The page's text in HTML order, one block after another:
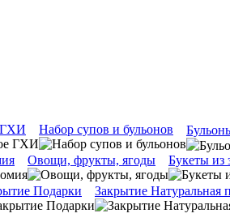
ГХИ Набор супов и бульонов
Овощи, фрукты, ягоды Букеты из
Подарки Закрытие Натуральная